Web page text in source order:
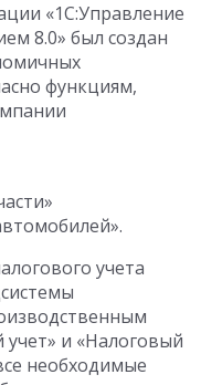
«1С:Управление
8.0» был создан
функциям,
учета
учет» и «Налоговый
необходимые